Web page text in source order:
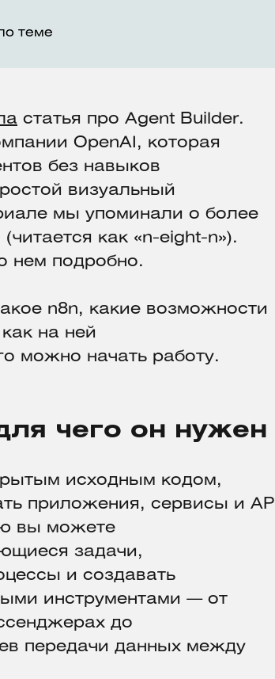
теме
статья про Agent Builder.
OpenAI, которая
без навыков
визуальный
мы упоминали о более
как «n-eight-n»).
нем подробно.
n8n, какие возможности
на ней
можно начать работу.
чего он нужен
исходным кодом,
приложения, сервисы и API
вы можете
задачи,
и создавать
инструментами — от
до
передачи данных между